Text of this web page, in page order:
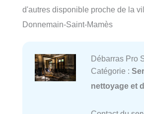
d'autres disponible proche de la
Donnemain-Saint-Mamès
Débarras Pro
Catégorie :
nettoyage et